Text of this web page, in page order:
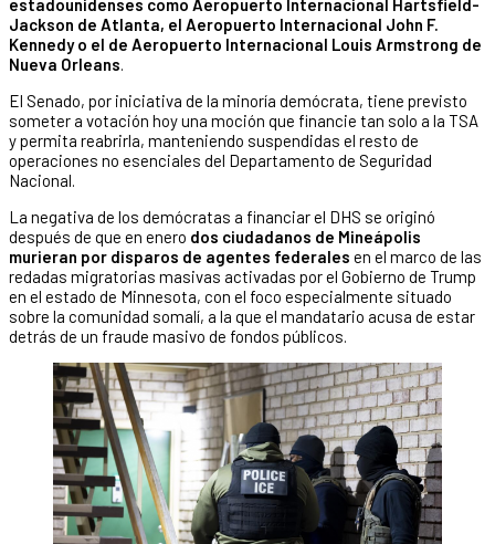
estadounidenses como Aeropuerto Internacional Hartsfield-
Jackson de Atlanta, el Aeropuerto Internacional John F.
Kennedy o el de Aeropuerto Internacional Louis Armstrong de
Nueva Orleans.
El Senado, por iniciativa de la minoría demócrata, tiene previsto
someter a votación hoy una moción que financie tan solo a la TSA
y permita reabrirla, manteniendo suspendidas el resto de
operaciones no esenciales del Departamento de Seguridad
Nacional.
La negativa de los demócratas a financiar el DHS se originó
después de que en enero dos ciudadanos de Mineápolis
murieran por disparos de agentes federales en el marco de las
redadas migratorias masivas activadas por el Gobierno de Trump
en el estado de Minnesota, con el foco especialmente situado
sobre la comunidad somalí, a la que el mandatario acusa de estar
detrás de un fraude masivo de fondos públicos.